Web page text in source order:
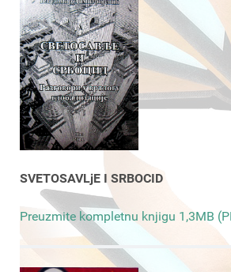
SVETOSAVLjE I SRBOCID
Preuzmite kompletnu knjigu 1,3MB